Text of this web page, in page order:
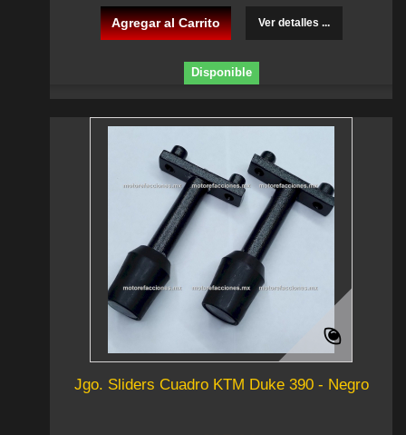
Agregar al Carrito Ver detalles ...
Disponible
Jgo. Sliders Cuadro KTM Duke 390 - Negro